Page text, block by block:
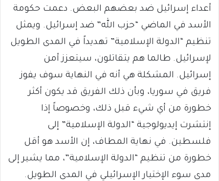
أعداء إسرائيل ضد بعضهم البعض. دعمت حكومة
الأسد في الماضي “حزب الله” ضد إسرائيل. ويمثل
تنظيم “الدولة الإسلامية” تهديداً في المدى الطويل
لإسرائيل. طالما هم يتقاتلون، سيتعزز أمن
إسرائيل. المشكلة هي أنه في النهاية سوف يفوز
فريق في سوريا، وبأن ذلك الفريق قد يكون أكثر
خطورة من أي شيء قبل ذلك، وخصوصاً إذا
إنتشرت إيديولوجية “الدولة الإسلامية” إلى
فلسطين. في نهاية المطاف، إن الأسد هو أقل
خطورة من تنظيم “الدولة الإسلامية”، مما يشير إلى
مدى سوء الإختيار الإسرائيلي في المدى الطويل.